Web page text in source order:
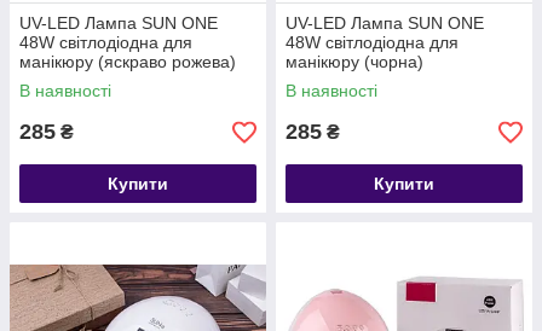
UV-LED Лампа SUN ONE
48W світлодіодна для
манікюру (яскраво рожева)
В наявності
285 ₴
Купити
UV-LED Лампа SUN ONE
48W світлодіодна для
манікюру (чорна)
В наявності
285 ₴
Купити